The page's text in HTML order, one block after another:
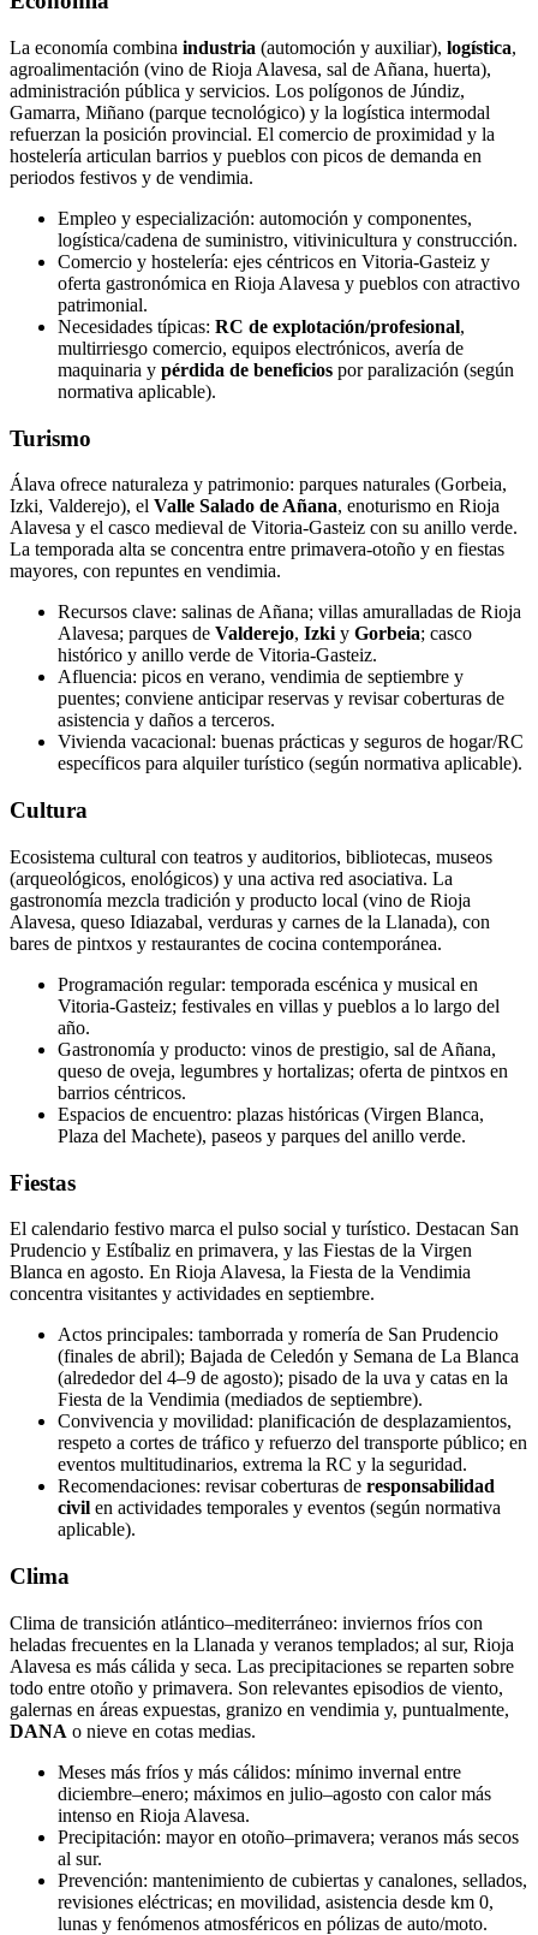
La economía combina industria (automoción y auxiliar), logística,
agroalimentación (vino de Rioja Alavesa, sal de Añana, huerta),
administración pública y servicios. Los polígonos de Júndiz,
Gamarra, Miñano (parque tecnológico) y la logística intermodal
refuerzan la posición provincial. El comercio de proximidad y la
hostelería articulan barrios y pueblos con picos de demanda en
periodos festivos y de vendimia.
Empleo y especialización: automoción y componentes,
logística/cadena de suministro, vitivinicultura y construcción.
Comercio y hostelería: ejes céntricos en Vitoria-Gasteiz y
oferta gastronómica en Rioja Alavesa y pueblos con atractivo
patrimonial.
Necesidades típicas: RC de explotación/profesional,
multirriesgo comercio, equipos electrónicos, avería de
maquinaria y pérdida de beneficios por paralización (según
normativa aplicable).
Turismo
Álava ofrece naturaleza y patrimonio: parques naturales (Gorbeia,
Izki, Valderejo), el Valle Salado de Añana, enoturismo en Rioja
Alavesa y el casco medieval de Vitoria-Gasteiz con su anillo verde.
La temporada alta se concentra entre primavera-otoño y en fiestas
mayores, con repuntes en vendimia.
Recursos clave: salinas de Añana; villas amuralladas de Rioja
Alavesa; parques de Valderejo, Izkiy Gorbeia; casco
histórico y anillo verde de Vitoria-Gasteiz.
Afluencia: picos en verano, vendimia de septiembre y
puentes; conviene anticipar reservas y revisar coberturas de
asistencia y daños a terceros.
Vivienda vacacional: buenas prácticas y seguros de hogar/RC
específicos para alquiler turístico (según normativa aplicable).
Cultura
Ecosistema cultural con teatros y auditorios, bibliotecas, museos
(arqueológicos, enológicos) y una activa red asociativa. La
gastronomía mezcla tradición y producto local (vino de Rioja
Alavesa, queso Idiazabal, verduras y carnes de la Llanada), con
bares de pintxos y restaurantes de cocina contemporánea.
Programación regular: temporada escénica y musical en
Vitoria-Gasteiz; festivales en villas y pueblos a lo largo del
año.
Gastronomía y producto: vinos de prestigio, sal de Añana,
queso de oveja, legumbres y hortalizas; oferta de pintxos en
barrios céntricos.
Espacios de encuentro: plazas históricas (Virgen Blanca,
Plaza del Machete), paseos y parques del anillo verde.
Fiestas
El calendario festivo marca el pulso social y turístico. Destacan San
Prudencio y Estíbaliz en primavera, y las Fiestas de la Virgen
Blanca en agosto. En Rioja Alavesa, la Fiesta de la Vendimia
concentra visitantes y actividades en septiembre.
Actos principales: tamborrada y romería de San Prudencio
(finales de abril); Bajada de Celedón y Semana de La Blanca
(alrededor del 4–9 de agosto); pisado de la uva y catas en la
Fiesta de la Vendimia (mediados de septiembre).
Convivencia y movilidad: planificación de desplazamientos,
respeto a cortes de tráfico y refuerzo del transporte público; en
eventos multitudinarios, extrema la RC y la seguridad.
Recomendaciones: revisar coberturas de responsabilidad
civil en actividades temporales y eventos (según normativa
aplicable).
Clima
Clima de transición atlántico–mediterráneo: inviernos fríos con
heladas frecuentes en la Llanada y veranos templados; al sur, Rioja
Alavesa es más cálida y seca. Las precipitaciones se reparten sobre
todo entre otoño y primavera. Son relevantes episodios de viento,
galernas en áreas expuestas, granizo en vendimia y, puntualmente,
DANA o nieve en cotas medias.
Meses más fríos y más cálidos: mínimo invernal entre
diciembre–enero; máximos en julio–agosto con calor más
intenso en Rioja Alavesa.
Precipitación: mayor en otoño–primavera; veranos más secos
al sur.
Prevención: mantenimiento de cubiertas y canalones, sellados,
revisiones eléctricas; en movilidad, asistencia desde km 0,
lunas y fenómenos atmosféricos en pólizas de auto/moto.